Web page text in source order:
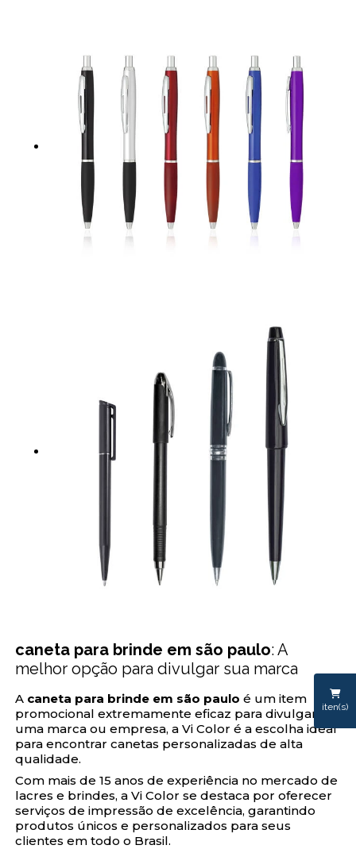
iten(s)
caneta para brinde em são paulo: A
melhor opção para divulgar sua marca
A caneta para brinde em são paulo é um item
promocional extremamente eficaz para divulgar
uma marca ou empresa, a Vi Color é a escolha ideal
para encontrar canetas personalizadas de alta
qualidade.
Com mais de 15 anos de experiência no mercado de
lacres e brindes, a Vi Color se destaca por oferecer
serviços de impressão de excelência, garantindo
produtos únicos e personalizados para seus
clientes em todo o Brasil.